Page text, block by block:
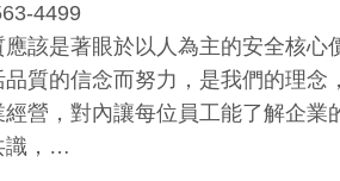
4499
應該是著眼於以人為主的安全核心
品質的信念而努力，是我們的理念
經營，對內讓每位員工能了解企業
識，…